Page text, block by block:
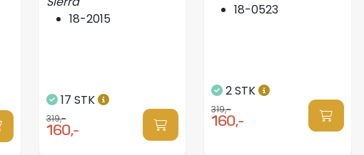
18-2015
17 STK
319,-
160,-
18-0523
2 STK
319,-
160,-